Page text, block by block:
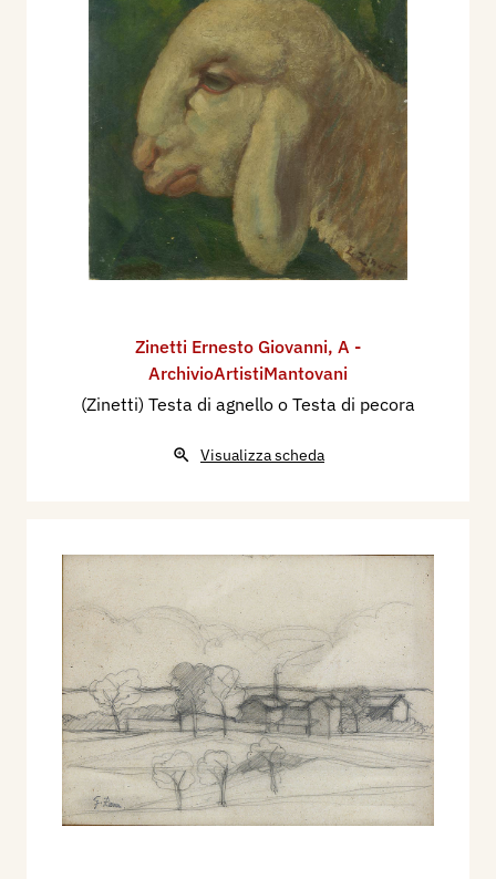
Zinetti Ernesto Giovanni, A -
ArchivioArtistiMantovani
(Zinetti) Testa di agnello o Testa di pecora
Visualizza scheda